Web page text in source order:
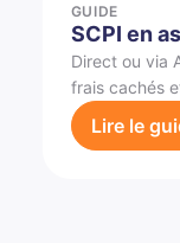
GUIDE
SCPI en
Direct ou via
frais cachés
Lire le